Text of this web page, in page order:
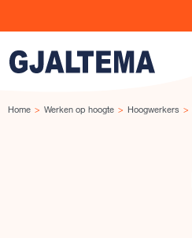
Home Werken op hoogte Hoogwerkers